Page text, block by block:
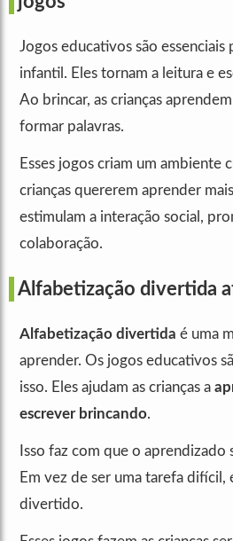
Jogos educativos são essenciais
infantil. Eles tornam a leitura e
Ao brincar, as crianças
formar palavras.
Esses jogos criam um ambiente
crianças quererem aprender
estimulam a interação social,
colaboração.
Alfabetização divertida
Alfabetização divertida é uma
aprender. Os jogos educativos
isso. Eles ajudam as crianças a
escrever brincando.
Isso faz com que o aprendizado
Em vez de ser uma tarefa difícil,
divertido.